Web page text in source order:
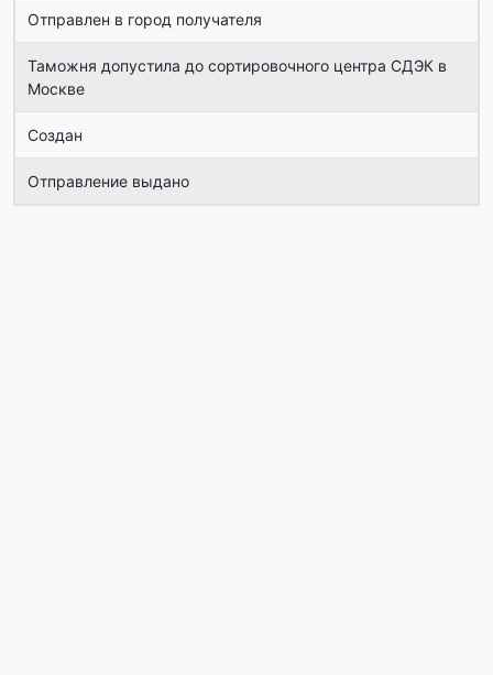
Отправлен в город получателя
Таможня допустила до сортировочного центра СДЭК в
Москве
Создан
Отправление выдано